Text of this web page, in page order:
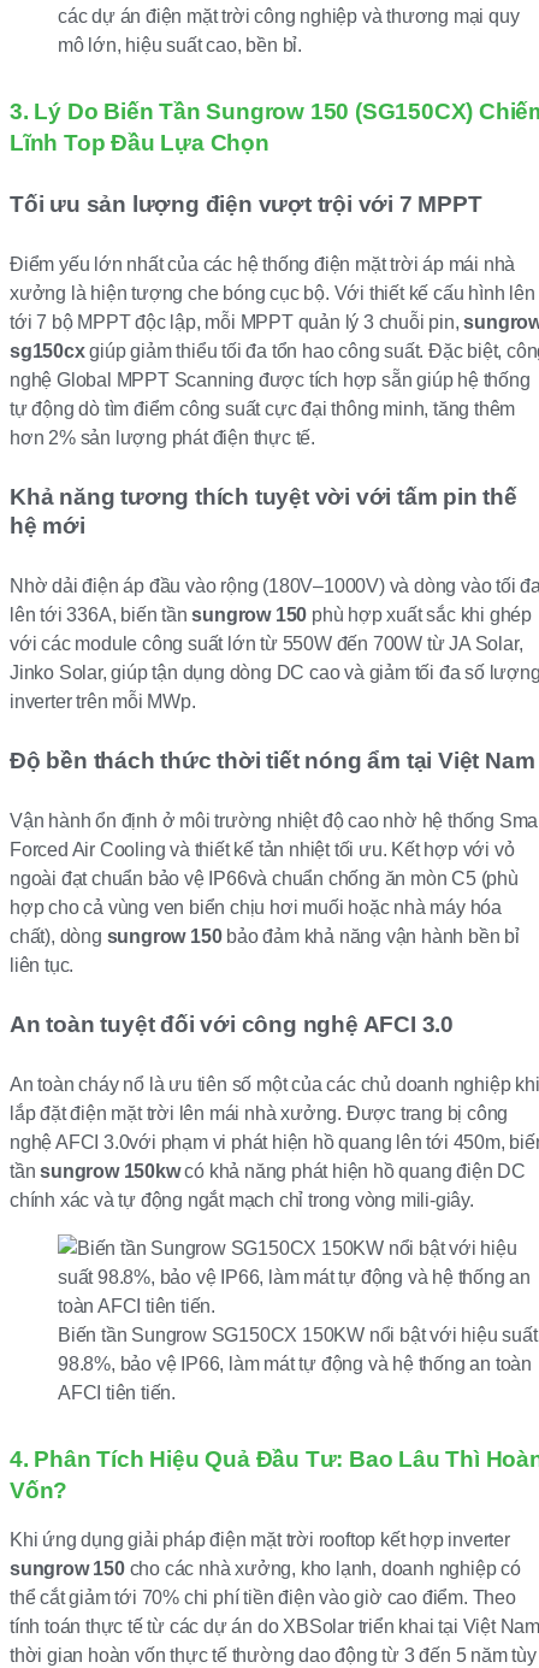
các dự án điện mặt trời công nghiệp và thương mại quy
mô lớn, hiệu suất cao, bền bỉ.
3. Lý Do Biến Tần Sungrow 150 (SG150CX)
Lĩnh Top Đầu Lựa Chọn
Tối ưu sản lượng điện vượt trội với 7 MPPT
Điểm yếu lớn nhất của các hệ thống điện mặt trời áp mái nhà
xưởng là hiện tượng che bóng cục bộ. Với thiết kế cấu hình lên
tới 7 bộ MPPT độc lập, mỗi MPPT quản lý 3 chuỗi pin,
sg150cxgiúp giảm thiểu tối đa tổn hao công suất. Đặc biệt,
nghệ Global MPPT Scanning được tích hợp sẵn giúp hệ thống
tự động dò tìm điểm công suất cực đại thông minh, tăng thêm
hơn 2% sản lượng phát điện thực tế.
Khả năng tương thích tuyệt vời với tấm pin thế
hệ mới
Nhờ dải điện áp đầu vào rộng (180V–1000V) và dòng vào tối
lên tới 336A, biến tầnsungrow 150 phù hợp xuất sắc khi ghép
với các module công suất lớn từ 550W đến 700W từ JA Solar,
Jinko Solar, giúp tận dụng dòng DC cao và giảm tối đa số
inverter trên mỗi MWp.
Độ bền thách thức thời tiết nóng ẩm tại Việt Nam
Vận hành ổn định ở môi trường nhiệt độ cao nhờ hệ thống
Forced Air Cooling và thiết kế tản nhiệt tối ưu. Kết hợp với vỏ
ngoài đạt chuẩn bảo vệ IP66và chuẩn chống ăn mòn C5 (phù
hợp cho cả vùng ven biển chịu hơi muối hoặc nhà máy hóa
chất), dòng sungrow 150bảo đảm khả năng vận hành bền bỉ
liên tục.
An toàn tuyệt đối với công nghệ AFCI 3.0
An toàn cháy nổ là ưu tiên số một của các chủ doanh nghiệp khi
lắp đặt điện mặt trời lên mái nhà xưởng. Được trang bị công
nghệ AFCI 3.0với phạm vi phát hiện hồ quang lên tới 450m,
tầnsungrow 150kwcó khả năng phát hiện hồ quang điện DC
chính xác và tự động ngắt mạch chỉ trong vòng mili-giây.
Biến tần Sungrow SG150CX 150KW nổi bật với hiệu suất
98.8%, bảo vệ IP66, làm mát tự động và hệ thống an toàn
AFCI tiên tiến.
4. Phân Tích Hiệu Quả Đầu Tư: Bao Lâu Thì
Vốn?
Khi ứng dụng giải pháp điện mặt trời rooftop kết hợp inverter
sungrow 150cho các nhà xưởng, kho lạnh, doanh nghiệp có
thể cắt giảm tới 70% chi phí tiền điện vào giờ cao điểm. Theo
tính toán thực tế từ các dự án do XBSolar triển khai tại Việt
thời gian hoàn vốn thực tế thường dao động từ 3 đến 5 năm tùy